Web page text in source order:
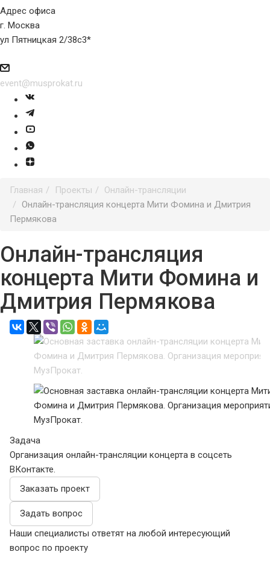
Адрес офиса
г. Москва
ул Пятницкая 2/38с3*
event@musprokat.ru
Главная Проекты
Онлайн-трансляции
Онлайн-трансляция концерта Мити Фомина и Дмитрия
Пермякова
Онлайн-трансляция
концерта Мити Фомина и
Дмитрия Пермякова
Задача
Организация онлайн-трансляции концерта в соцсеть
ВКонтакте.
Заказать проект
Задать вопрос
Наши специалисты ответят на любой интересующий
вопрос по проекту